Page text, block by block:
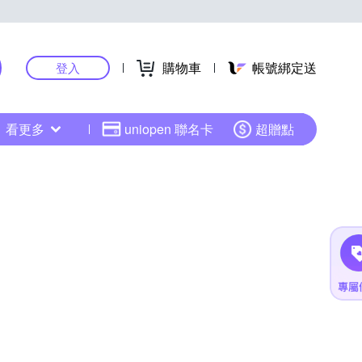
登入 購物車 帳號綁定送
看更多 uniopen 聯名卡 超贈點